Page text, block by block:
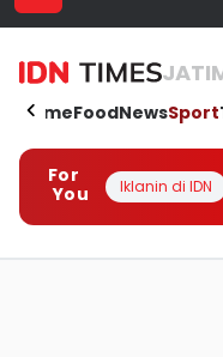
HomeFoodNewsSport
For
You
Iklanin di IDN